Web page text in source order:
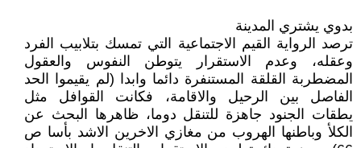
بدوي يشتري المدينة
ترصد الرواية القيم الاجتماعية التي تمسك بتلابيب الفرد
وعقله، وعدم الاستقرار يتوطن النفوس والعقول
المضطربة القلقة المستنفرة دائما وابدا (لم يقيموا الحد
الفاصل بين الرحيل والاقامة، فكانت القوافل مثل
يطقات الجنود جاهزة للتنقل دوما، ظاهرها البحث عن
الكلأ وباطنها الهروب من مغازي الاخرين الاشد بأسا ص